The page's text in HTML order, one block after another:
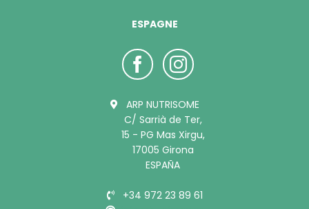
ESPAGNE
ARP NUTRISOME
C/ Sarrià de Ter,
15 - PG Mas Xirgu,
17005 Girona
ESPAÑA
+34 972 23 89 61